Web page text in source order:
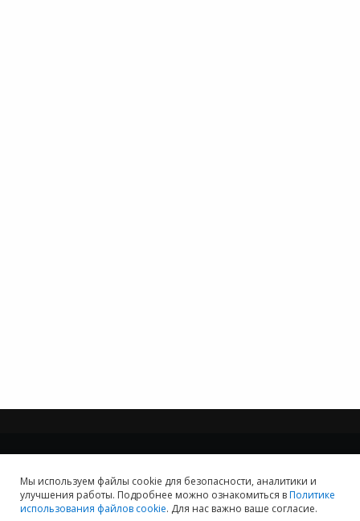
Мы используем файлы cookie для безопасности, аналитики и
улучшения работы. Подробнее можно ознакомиться вПолитике
использования файлов cookie. Для нас важно ваше согласие.
Мы хотим принести в Россию самые передовые облачные технологии и
заботимся о каждом пользователе.